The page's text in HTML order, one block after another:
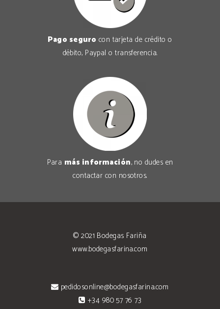
Pago seguro con tarjeta de crédito o
débito, Paypal o transferencia.
Para más información, no dudes en
contactar con nosotros.
© 2021 Bodegas Fariña
www.bodegasfarina.com
pedidosonline@bodegasfarina.com
+34 980 57 76 73